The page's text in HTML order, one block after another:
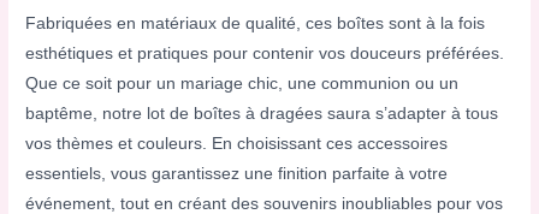
Fabriquées en matériaux de qualité, ces boîtes sont à la fois
esthétiques et pratiques pour contenir vos douceurs préférées.
Que ce soit pour un mariage chic, une communion ou un
baptême, notre lot de boîtes à dragées saura s’adapter à tous
vos thèmes et couleurs. En choisissant ces accessoires
essentiels, vous garantissez une finition parfaite à votre
événement, tout en créant des souvenirs inoubliables pour vos